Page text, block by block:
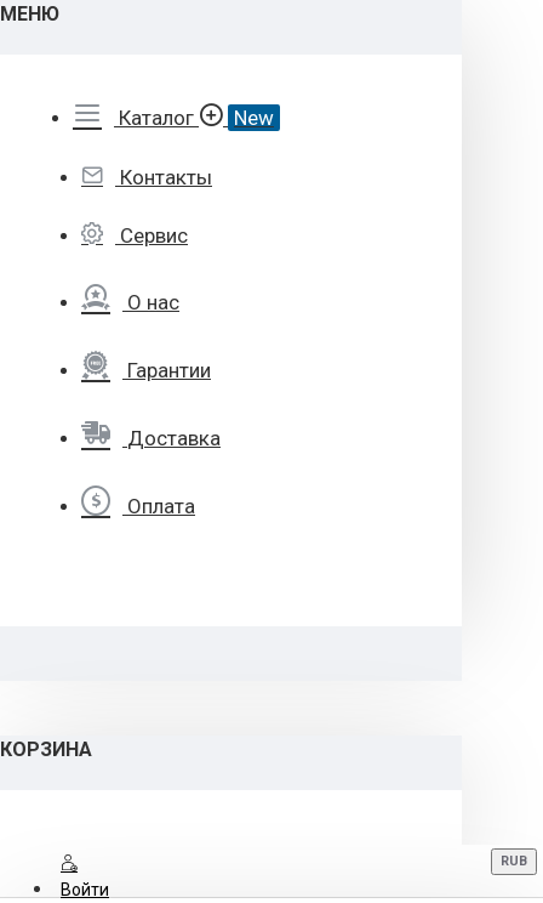
МЕНЮ
Каталог New
Контакты
Сервис
О нас
Гарантии
Доставка
Оплата
КОРЗИНА
Войти
RUB